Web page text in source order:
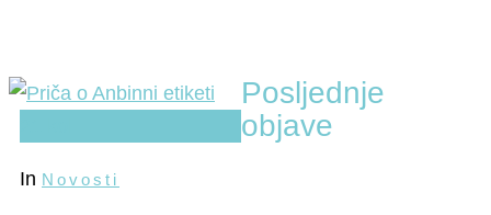
In Novosti
Posljednje
objave